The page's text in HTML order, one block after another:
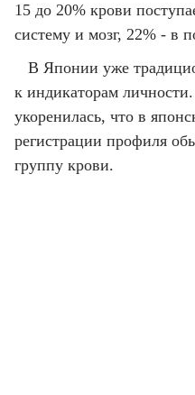
15 до 20% крови
систему и мозг, 22% - в
В Японии уже
к индикаторам
укоренилась, что в
регистрации профиля
группу крови.